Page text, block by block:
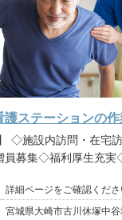
護ステーションの
員募集◇福利厚生充
詳細ページをご確認くださ
宮城県大崎市古川休塚中